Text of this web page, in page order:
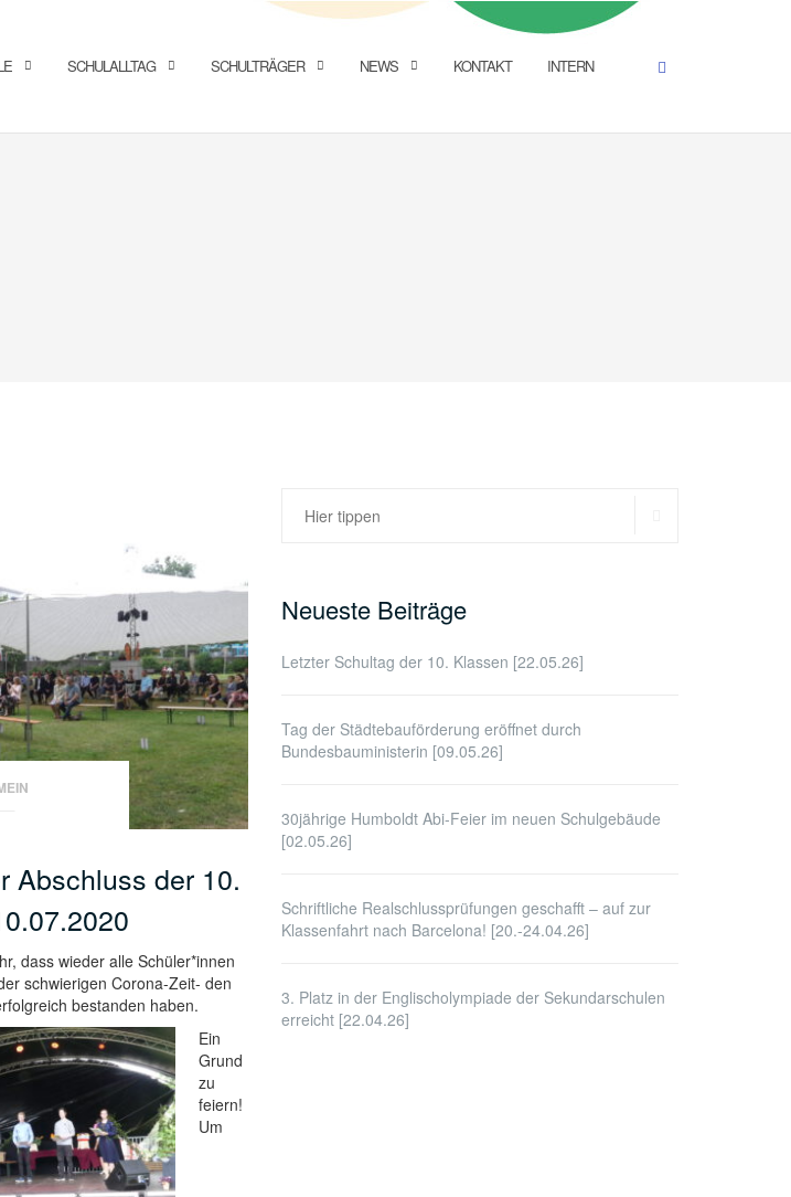
SCHULALLTAG SCHULTRÄGER NEWS KONTAKT INTERN
Abschluss der 10.
dass wieder alle Schüler*innen
schwierigen Corona-Zeit- den
bestanden haben.
Ein
Grund
zu
feiern!
Um
Suchen
Neueste Beiträge
Letzter Schultag der 10. Klassen [22.05.26]
Tag der Städtebauförderung eröffnet durch
Bundesbauministerin [09.05.26]
30jährige Humboldt Abi-Feier im neuen Schulgebäude
[02.05.26]
Schriftliche Realschlussprüfungen geschafft – auf zur
Klassenfahrt nach Barcelona! [20.-24.04.26]
3. Platz in der Englischolympiade der Sekundarschulen
erreicht [22.04.26]